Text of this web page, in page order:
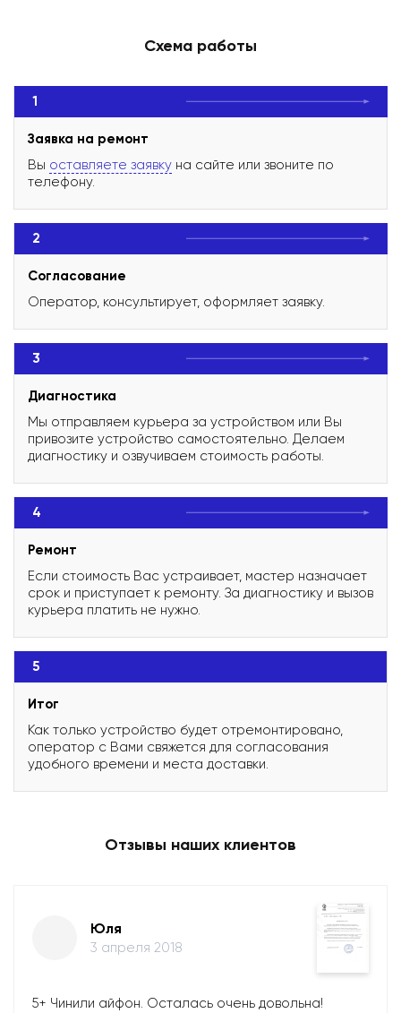
Схема работы
1
Заявка на ремонт
Вы оставляете заявку на сайте или звоните по
телефону.
2
Согласование
Оператор, консультирует, оформляет заявку.
3
Диагностика
Мы отправляем курьера за устройством или Вы
привозите устройство самостоятельно. Делаем
диагностику и озвучиваем стоимость работы.
4
Ремонт
Если стоимость Вас устраивает, мастер назначает
срок и приступает к ремонту. За диагностику и вызов
курьера платить не нужно.
5
Итог
Как только устройство будет отремонтировано,
оператор с Вами свяжется для согласования
удобного времени и места доставки.
Отзывы наших клиентов
Юля
3 апреля 2018
5+ Чинили айфон. Осталась очень довольна!